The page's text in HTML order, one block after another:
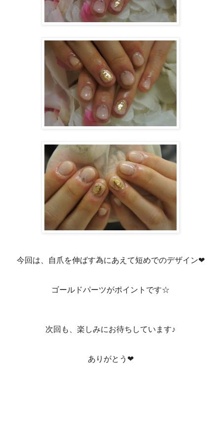
今回は、自爪を伸ばす為にあえて短めでのデザイン❤
ゴールドパーツがポイントです☆
次回も、楽しみにお待ちしています♪
ありがとう❤